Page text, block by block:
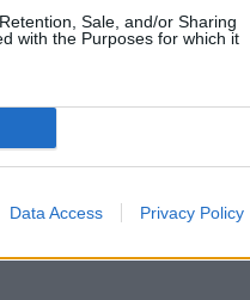
Sale, and/or Sharing
with the Purposes for which it
Data Access Privacy Policy